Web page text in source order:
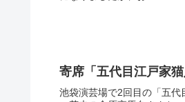
寄席「五代目江戸家
池袋演芸場で2回目の「五